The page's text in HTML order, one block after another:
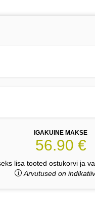
IGAKUINE MAKSE
56.90 €
lisa tooted ostukorvi ja
Arvutused on